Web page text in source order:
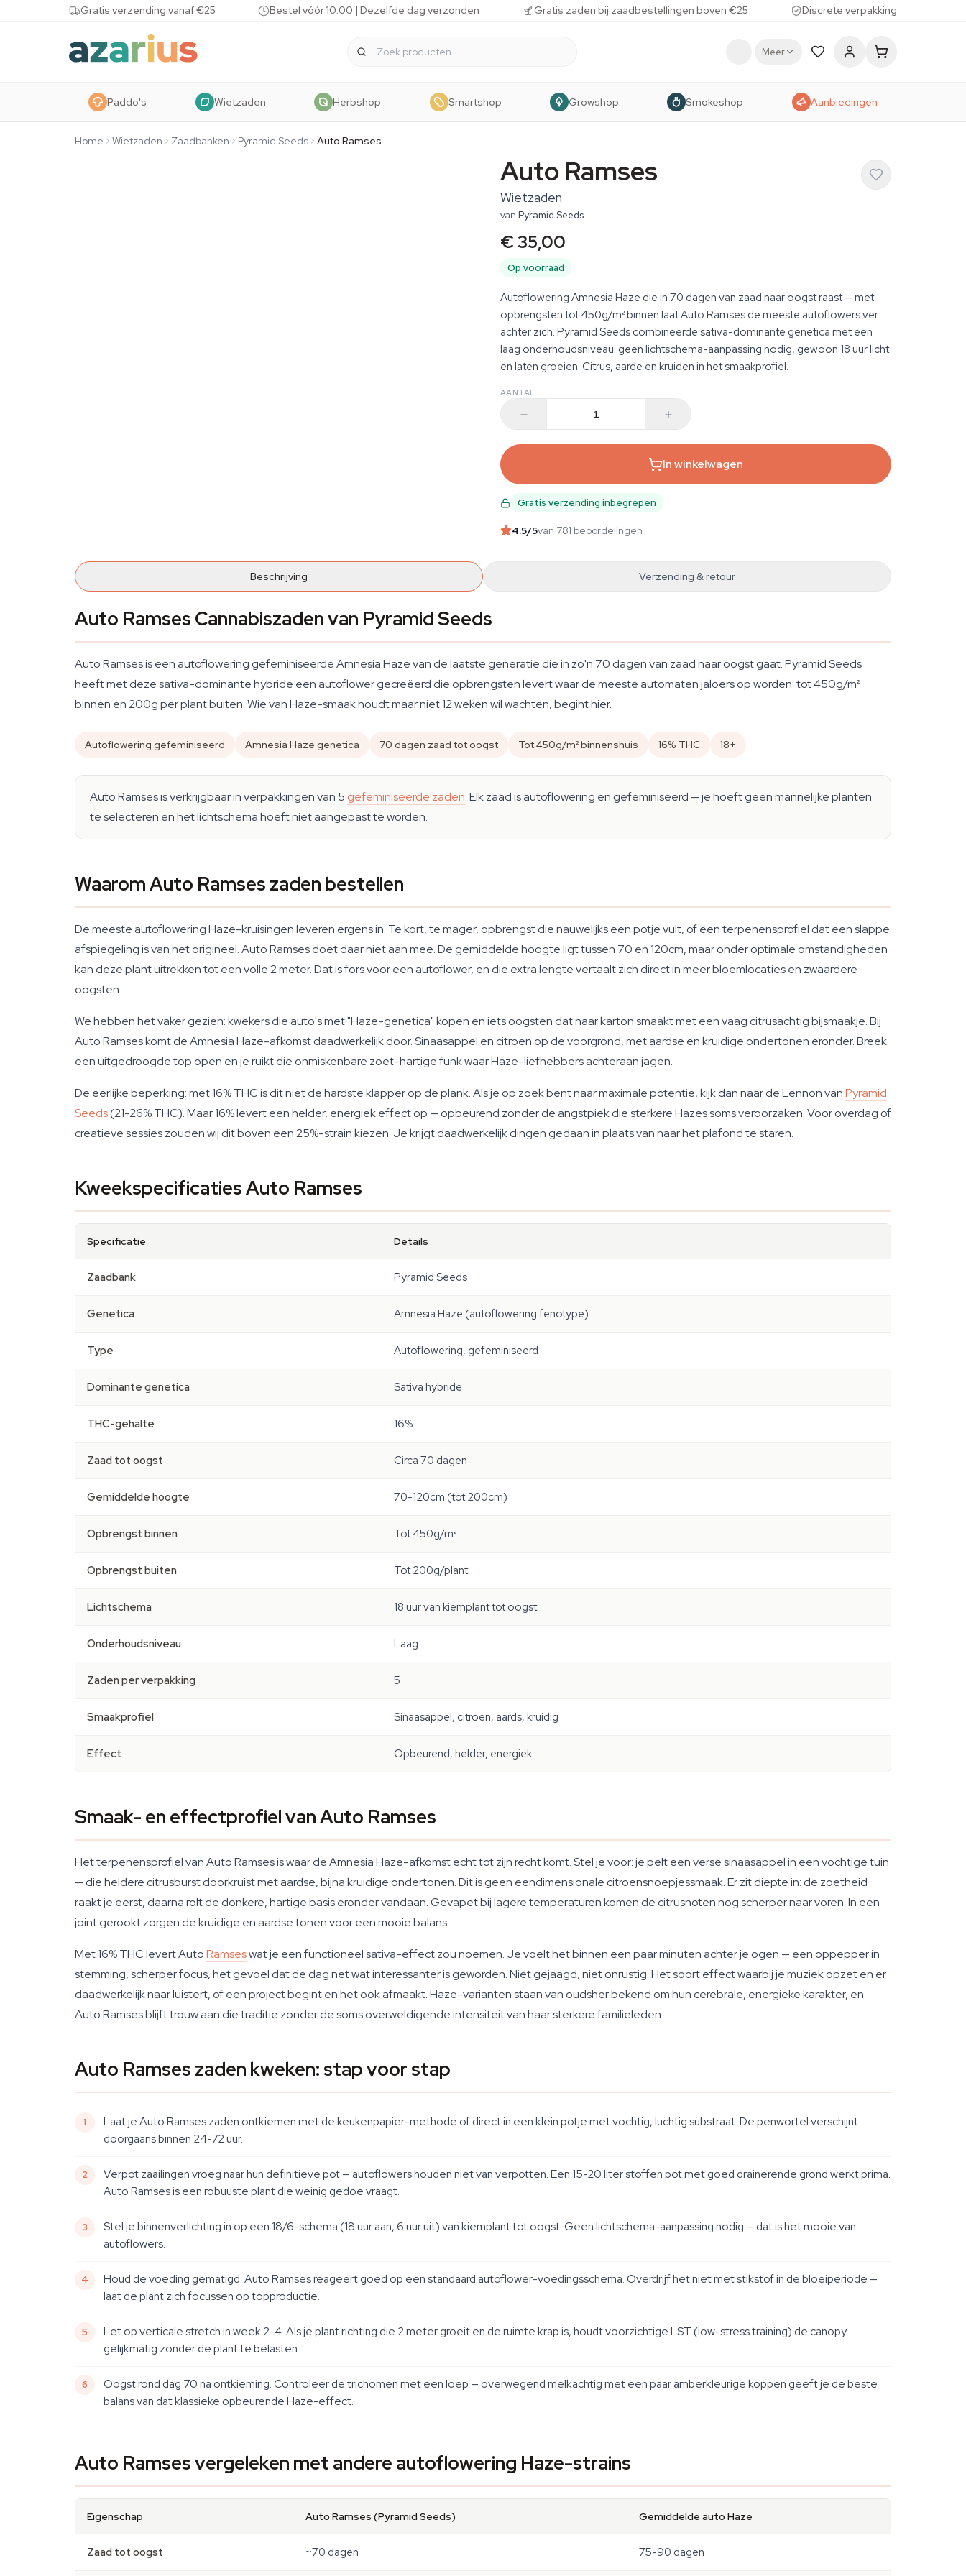
Skip to content Gratis verzending vanaf €25 Bestel vóór 10:00 | Dezelfde dag verzonden Gratis zaden bij zaadbestellingen boven €25 Discrete verpakking
Meer
Paddo's Wietzaden Herbshop Smartshop Growshop Smokeshop Aanbiedingen
Home Wietzaden Zaadbanken Pyramid Seeds Auto Ramses
Auto Ramses
Wietzaden
van Pyramid Seeds
€ 35,00
Op voorraad
Autoflowering Amnesia Haze die in 70 dagen van zaad naar oogst raast — met
opbrengsten tot 450g/m² binnen laat Auto Ramses de meeste autoflowers ver
achter zich. Pyramid Seeds combineerde sativa-dominante genetica met een
laag onderhoudsniveau: geen lichtschema-aanpassing nodig, gewoon 18 uur licht
en laten groeien. Citrus, aarde en kruiden in het smaakprofiel.
AANTAL
In winkelwagen
Gratis verzending inbegrepen
4.5/5van 781 beoordelingen
Beschrijving Verzending & retour
Auto Ramses Cannabiszaden van Pyramid Seeds
Auto Ramses is een autoflowering gefeminiseerde Amnesia Haze van de laatste generatie die in zo'n 70 dagen van zaad naar oogst gaat. Pyramid Seeds
heeft met deze sativa-dominante hybride een autoflower gecreëerd die opbrengsten levert waar de meeste automaten jaloers op worden: tot 450g/m²
binnen en 200g per plant buiten. Wie van Haze-smaak houdt maar niet 12 weken wil wachten, begint hier.
Autoflowering gefeminiseerd Amnesia Haze genetica 70 dagen zaad tot oogst Tot 450g/m² binnenshuis 16% THC 18+
Auto Ramses is verkrijgbaar in verpakkingen van 5 gefeminiseerde zaden. Elk zaad is autoflowering en gefeminiseerd — je hoeft geen mannelijke planten
te selecteren en het lichtschema hoeft niet aangepast te worden.
Waarom Auto Ramses zaden bestellen
De meeste autoflowering Haze-kruisingen leveren ergens in. Te kort, te mager, opbrengst die nauwelijks een potje vult, of een terpenensprofiel dat een slappe
afspiegeling is van het origineel. Auto Ramses doet daar niet aan mee. De gemiddelde hoogte ligt tussen 70 en 120cm, maar onder optimale omstandigheden
kan deze plant uitrekken tot een volle 2 meter. Dat is fors voor een autoflower, en die extra lengte vertaalt zich direct in meer bloemlocaties en zwaardere
oogsten.
We hebben het vaker gezien: kwekers die auto's met "Haze-genetica" kopen en iets oogsten dat naar karton smaakt met een vaag citrusachtig bijsmaakje. Bij
Auto Ramses komt de Amnesia Haze-afkomst daadwerkelijk door. Sinaasappel en citroen op de voorgrond, met aardse en kruidige ondertonen eronder. Breek
een uitgedroogde top open en je ruikt die onmiskenbare zoet-hartige funk waar Haze-liefhebbers achteraan jagen.
De eerlijke beperking: met 16% THC is dit niet de hardste klapper op de plank. Als je op zoek bent naar maximale potentie, kijk dan naar de Lennon vanPyramid
Seeds(21-26% THC). Maar 16% levert een helder, energiek effect op — opbeurend zonder de angstpiek die sterkere Hazes soms veroorzaken. Voor overdag of
creatieve sessies zouden wij dit boven een 25%-strain kiezen. Je krijgt daadwerkelijk dingen gedaan in plaats van naar het plafond te staren.
Kweekspecificaties Auto Ramses
Specificatie Details
Zaadbank Pyramid Seeds
Genetica Amnesia Haze (autoflowering fenotype)
Type Autoflowering, gefeminiseerd
Dominante genetica Sativa hybride
THC-gehalte 16%
Zaad tot oogst Circa 70 dagen
Gemiddelde hoogte 70-120cm (tot 200cm)
Opbrengst binnen Tot 450g/m²
Opbrengst buiten Tot 200g/plant
Lichtschema 18 uur van kiemplant tot oogst
Onderhoudsniveau Laag
Zaden per verpakking 5
Smaakprofiel Sinaasappel, citroen, aards, kruidig
Effect Opbeurend, helder, energiek
Smaak- en effectprofiel van Auto Ramses
Het terpenensprofiel van Auto Ramses is waar de Amnesia Haze-afkomst echt tot zijn recht komt. Stel je voor: je pelt een verse sinaasappel in een vochtige tuin
— die heldere citrusburst doorkruist met aardse, bijna kruidige ondertonen. Dit is geen eendimensionale citroensnoepjessmaak. Er zit diepte in: de zoetheid
raakt je eerst, daarna rolt de donkere, hartige basis eronder vandaan. Gevapet bij lagere temperaturen komen de citrusnoten nog scherper naar voren. In een
joint gerookt zorgen de kruidige en aardse tonen voor een mooie balans.
Met 16% THC levert AutoRamseswat je een functioneel sativa-effect zou noemen. Je voelt het binnen een paar minuten achter je ogen — een oppepper in
stemming, scherper focus, het gevoel dat de dag net wat interessanter is geworden. Niet gejaagd, niet onrustig. Het soort effect waarbij je muziek opzet en er
daadwerkelijk naar luistert, of een project begint en het ook afmaakt. Haze-varianten staan van oudsher bekend om hun cerebrale, energieke karakter, en
Auto Ramses blijft trouw aan die traditie zonder de soms overweldigende intensiteit van haar sterkere familieleden.
Auto Ramses zaden kweken: stap voor stap
Laat je Auto Ramses zaden ontkiemen met de keukenpapier-methode of direct in een klein potje met vochtig, luchtig substraat. De penwortel verschijnt
doorgaans binnen 24-72 uur.
Verpot zaailingen vroeg naar hun definitieve pot — autoflowers houden niet van verpotten. Een 15-20 liter stoffen pot met goed drainerende grond werkt prima.
Auto Ramses is een robuuste plant die weinig gedoe vraagt.
Stel je binnenverlichting in op een 18/6-schema (18 uur aan, 6 uur uit) van kiemplant tot oogst. Geen lichtschema-aanpassing nodig — dat is het mooie van
autoflowers.
Houd de voeding gematigd. Auto Ramses reageert goed op een standaard autoflower-voedingsschema. Overdrijf het niet met stikstof in de bloeiperiode —
laat de plant zich focussen op topproductie.
Let op verticale stretch in week 2-4. Als je plant richting die 2 meter groeit en de ruimte krap is, houdt voorzichtige LST (low-stress training) de canopy
gelijkmatig zonder de plant te belasten.
Oogst rond dag 70 na ontkieming. Controleer de trichomen met een loep — overwegend melkachtig met een paar amberkleurige koppen geeft je de beste
balans van dat klassieke opbeurende Haze-effect.
Auto Ramses vergeleken met andere autoflowering Haze-strains
Eigenschap Auto Ramses (Pyramid Seeds) Gemiddelde auto Haze
Zaad tot oogst ~70 dagen 75-90 dagen